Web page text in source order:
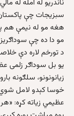
ناندریو له امله له
سبزیجات چې
هغه مو له نیمې هم
مو دا ده چې
د تورخم لاره دې
یو بل سوداګر زلمی
زیانونونو، سلګونه
خوسا کېدو لامل
عظیمي زیاته کړه: